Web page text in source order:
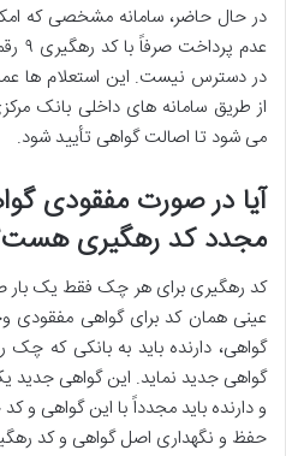
در حال حاضر، سامانه مشخصی که
در دسترس نیست. این استعلام ها
از طریق سامانه های داخلی بانک
می شود تا اصالت گواهی تأیید شود.
آیا در صورت مفقودی
مجدد کد رهگیری
کد رهگیری برای هر چک فقط یک بار
عینی همان کد برای گواهی مفقودی
گواهی، دارنده باید به بانکی که
گواهی جدید نماید. این گواهی
و دارنده باید مجدداً با این گواهی و
حفظ و نگهداری اصل گواهی و کد